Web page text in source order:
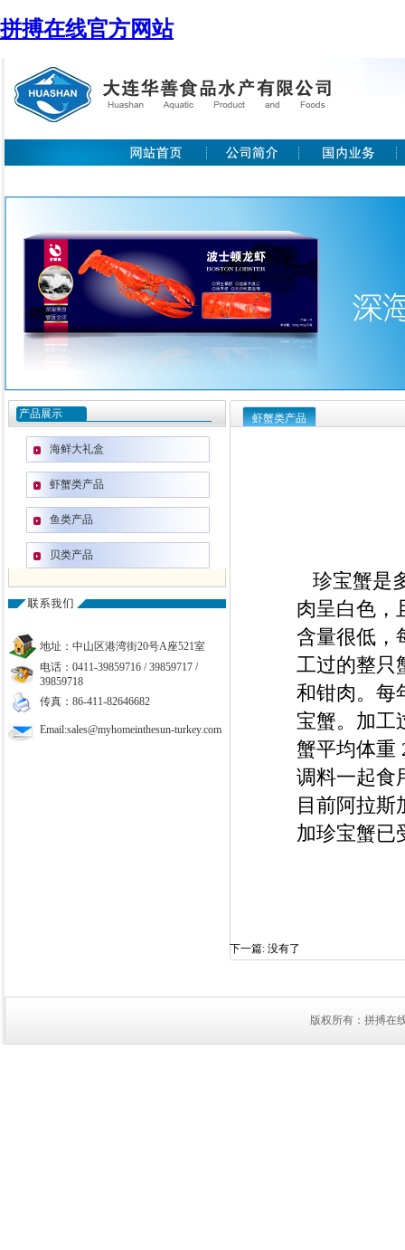
拼搏在线官方网站
产品展示
海鲜大礼盒
虾蟹类产品
鱼类产品
贝类产品
地址：中山区港湾街20号A座521室
电话：0411-39859716 / 39859717 /
39859718
传真：86-411-82646682
Email:sales@myhomeinthesun-turkey.com
虾蟹类产品
珍宝蟹是
肉呈白色，
含量很低，
工过的整
和钳肉。每
宝蟹。加工
蟹平均体重
调料一起食
目前阿拉斯
加珍宝蟹已
下一篇: 没有了
版权所有：拼搏在